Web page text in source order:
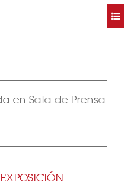
en Sala de Prensa
EXPOSICIÓN